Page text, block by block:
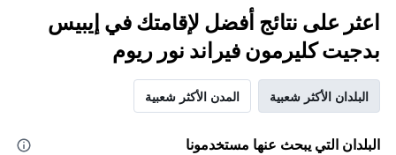
اعثر على نتائج أفضل لإقامتك في إيبيس
بدجيت كليرمون فيراند نور ريوم
البلدان الأكثر شعبية المدن الأكثر شعبية
البلدان التي يبحث عنها مستخدمونا